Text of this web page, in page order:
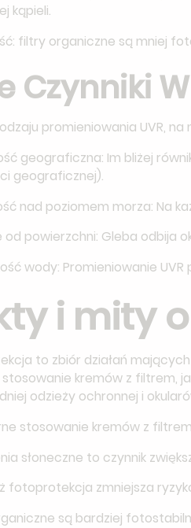
kąpieli.
filtry organiczne są mniej
Czynniki
promieniowania UVR,
geograficzna: Im bliżej
geograficznej).
nad poziomem morza: Na
powierzchni: Gleba odbija
wody: Promieniowanie
i mity
to zbiór działań
kremów z filtrem,
odzieży ochronnej i
stosowanie kremów z
słoneczne to czynnik
fotoprotekcja zmniejsza
są bardziej